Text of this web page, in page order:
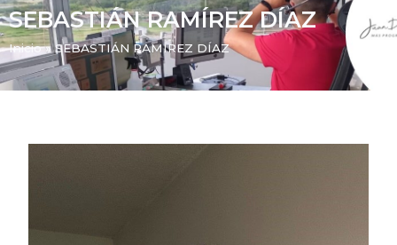
SEBASTIÁN RAMÍREZ DÍAZ
Inicio»SEBASTIÁN RAMÍREZ DÍAZ